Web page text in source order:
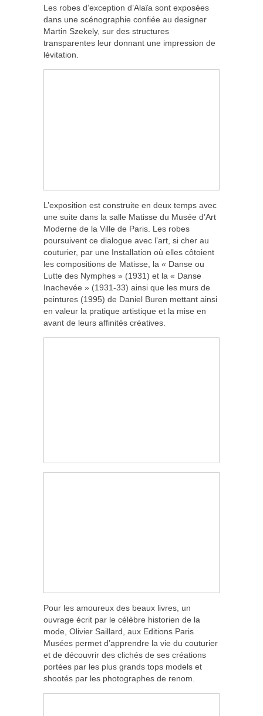
Les robes d’exception d’Alaïa sont exposées
dans une scénographie confiée au designer
Martin Szekely, sur des structures
transparentes leur donnant une impression de
lévitation.
L’exposition est construite en deux temps avec
une suite dans la salle Matisse du Musée d’Art
Moderne de la Ville de Paris. Les robes
poursuivent ce dialogue avec l’art, si cher au
couturier, par une Installation où elles côtoient
les compositions de Matisse, la « Danse ou
Lutte des Nymphes » (1931) et la « Danse
Inachevée » (1931-33) ainsi que les murs de
peintures (1995) de Daniel Buren mettant ainsi
en valeur la pratique artistique et la mise en
avant de leurs affinités créatives.
Pour les amoureux des beaux livres, un
ouvrage écrit par le célèbre historien de la
mode, Olivier Saillard, aux Editions Paris
Musées permet d’apprendre la vie du couturier
et de découvrir des clichés de ses créations
portées par les plus grands tops models et
shootés par les photographes de renom.